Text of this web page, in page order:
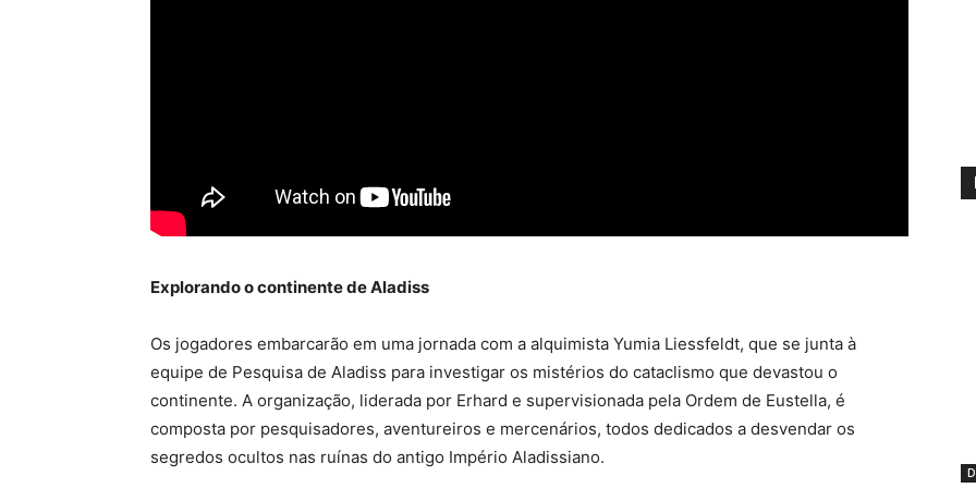
Explorando o continente de Aladiss
Os jogadores embarcarão em uma jornada com a alquimista Yumia Liessfeldt, que se junta à
equipe de Pesquisa de Aladiss para investigar os mistérios do cataclismo que devastou o
continente. A organização, liderada por Erhard e supervisionada pela Ordem de Eustella, é
composta por pesquisadores, aventureiros e mercenários, todos dedicados a desvendar os
segredos ocultos nas ruínas do antigo Império Aladissiano.